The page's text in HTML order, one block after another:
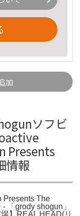
加
ソフビ
Presents
情報
Presents The
「grody shogun」
】REAL HEAD(リ